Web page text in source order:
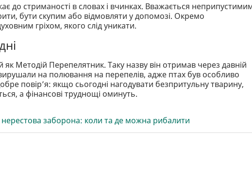
до стриманості в словах і вчинках. Вважається
бути скупим або відмовляти у допомозі. Окремо
гріхом, якого слід уникати.
як Методій Перепелятник. Таку назву він отримав через давній
на полювання на перепелів, адже птах був особливо
повір’я: якщо сьогодні нагодувати безпритульну тварину,
а фінансові труднощі оминуть.
заборона: коли та де можна рибалити